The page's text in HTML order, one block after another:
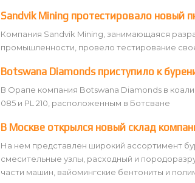
Sandvik Mining протестировало новый
Компания Sandvik Mining, занимающаяся
промышленности, провело тестирование
Botswana Diamonds приступило к
В Орапе компания Botswana Diamonds в
085 и PL 210, расположенным в Ботсване
В Москве открылся новый склад
На нем представлен широкий ассортимент
смесительные узлы, расходный и
части машин, вайомингские бентониты и